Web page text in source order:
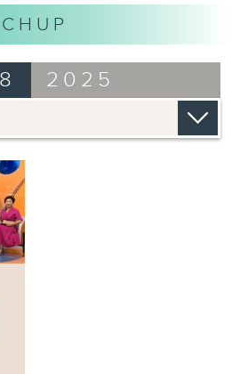
員對日常電力測試可能增加
本表示關注。
通過「研究訂立網絡安全
詐騙體系」議員議案，促
，完善反網絡詐騙體系。
法會議員邱達根和香港通
起探討相關問題。
根、香港通訊業聯會主席
2025